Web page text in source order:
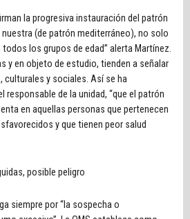
la progresiva instauración del patrón
(de patrón mediterráneo), no solo
los grupos de edad” alerta Martínez.
y en objeto de estudio, tienden a señalar
culturales y sociales. Así se ha
responsable de la unidad, “que el patrón
en aquellas personas que pertenecen
y que tienen peor salud
posible peligro
siempre por “la sospecha o